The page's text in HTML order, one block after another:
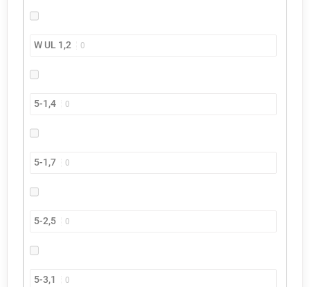
W UL 1,2 0
5-1,4 0
5-1,7 0
5-2,5 0
5-3,1 0